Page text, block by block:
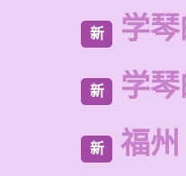
新 学
新 学
新 福